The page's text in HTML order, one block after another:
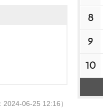
2024-06-25 12:16）
8
9
10